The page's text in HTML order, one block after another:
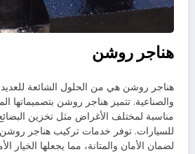
هناجر روشن
هناجر روشن هي من الحلول الشائعة للعديد
والصناعية. تتميز هناجر روشن بتصميماتها
مناسبة لمختلف الأغراض مثل تخزين
للسيارات. توفر خدمات تركيب هناجر روشن
لضمان الأمان والمتانة، مما يجعلها الخيار